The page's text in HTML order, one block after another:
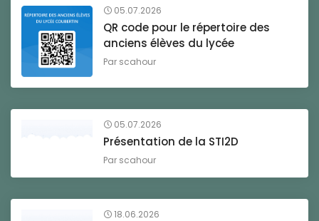
05.07.2026
QR code pour le répertoire des
anciens élèves du lycée
Par scahour
05.07.2026
Présentation de la STI2D
Par scahour
18.06.2026